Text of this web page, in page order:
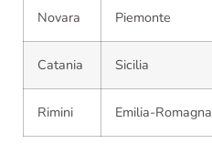
Novara Piemonte
Catania Sicilia
Rimini Emilia-Romagna